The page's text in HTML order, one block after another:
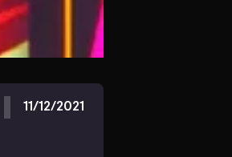
11/12/2021